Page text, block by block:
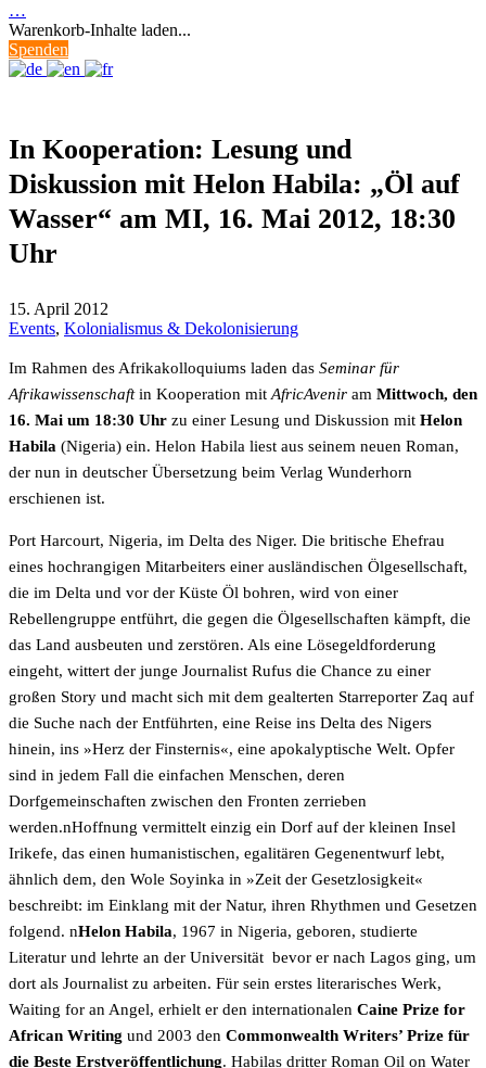
…
Warenkorb-Inhalte laden...
Spenden
In Kooperation: Lesung und
Diskussion mit Helon Habila: „Öl auf
Wasser“ am MI, 16. Mai 2012, 18:30
Uhr
15. April 2012
Events, Kolonialismus & Dekolonisierung
Im Rahmen des Afrikakolloquiums laden das Seminar für
Afrikawissenschaftin Kooperation mit AfricAvenir am Mittwoch, den
16. Mai um 18:30 Uhr zu einer Lesung und Diskussion mit Helon
Habila (Nigeria) ein. Helon Habila liest aus seinem neuen Roman,
der nun in deutscher Übersetzung beim Verlag Wunderhorn
erschienen ist.
Port Harcourt, Nigeria, im Delta des Niger. Die britische Ehefrau
eines hochrangigen Mitarbeiters einer ausländischen Ölgesellschaft,
die im Delta und vor der Küste Öl bohren, wird von einer
Rebellengruppe entführt, die gegen die Ölgesellschaften kämpft, die
das Land ausbeuten und zerstören. Als eine Lösegeldforderung
eingeht, wittert der junge Journalist Rufus die Chance zu einer
großen Story und macht sich mit dem gealterten Starreporter Zaq auf
die Suche nach der Entführten, eine Reise ins Delta des Nigers
hinein, ins »Herz der Finsternis«, eine apokalyptische Welt. Opfer
sind in jedem Fall die einfachen Menschen, deren
Dorfgemeinschaften zwischen den Fronten zerrieben
werden.nHoffnung vermittelt einzig ein Dorf auf der kleinen Insel
Irikefe, das einen humanistischen, egalitären Gegenentwurf lebt,
ähnlich dem, den Wole Soyinka in »Zeit der Gesetzlosigkeit«
beschreibt: im Einklang mit der Natur, ihren Rhythmen und Gesetzen
folgend. nHelon Habila, 1967 in Nigeria, geboren, studierte
Literatur und lehrte an der Universität bevor er nach Lagos ging, um
dort als Journalist zu arbeiten. Für sein erstes literarisches Werk,
Waiting for an Angel, erhielt er den internationalen Caine Prize for
African Writing und 2003 den Commonwealth Writers’ Prize für
die Beste Erstveröffentlichung. Habilas dritter Roman Oil on Water